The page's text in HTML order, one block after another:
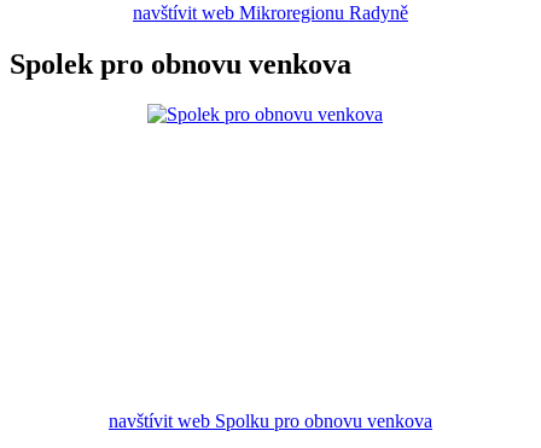
navštívit web Mikroregionu Radyně
Spolek pro obnovu venkova
navštívit web Spolku pro obnovu venkova